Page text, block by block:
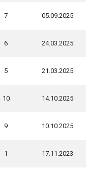
7 05.09.2025
6 24.03.2025
5 21.03.2025
10 14.10.2025
9 10.10.2025
1 17.11.2023